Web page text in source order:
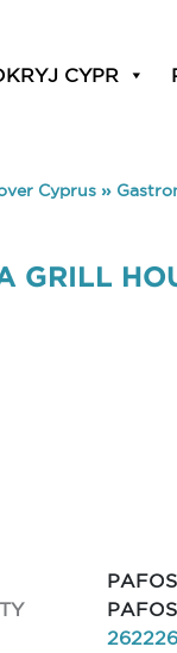
CYPR
Cyprus »
GRILL
PAFOS